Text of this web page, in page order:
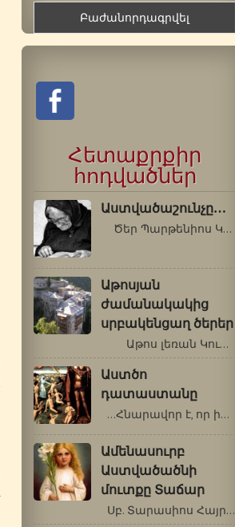
Հետաքրքիր
հոդվածներ
Աստվածաշունչը…
Ծեր Պարթենիոս Կիևացին (1792-1855 թթ.)…
Աթոսյան
ժամանակակից
սրբակենցաղ ծերեր
Աթոս լեռան Կուտլումուշ վանքի…
Աստծո
դատաստանը
…Հնարավոր է, որ ինչ-որ մեկի մեջ…
Ամենասուրբ
Աստվածածնի
մուտքը Տաճար
Սբ. Տարասիոս Հայրապետ Կոստանդնուպոլսի…